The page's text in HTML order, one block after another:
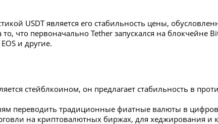
USDT является его стабильность цены,
то, что первоначально Tether запускался на блокчейне
и другие.
стейблкоином, он предлагает стабильность в
переводить традиционные фиатные валюты в
на криптовалютных биржах, для хеджирования и